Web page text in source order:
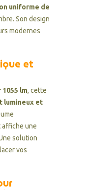
uniforme de
Son design
modernes
et
1055 lm, cette
lumineux et
affiche une
solution
vos